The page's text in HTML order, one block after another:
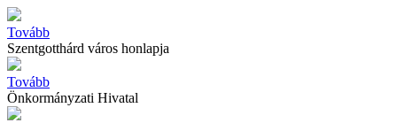
Tovább
Szentgotthárd város honlapja
Tovább
Önkormányzati Hivatal